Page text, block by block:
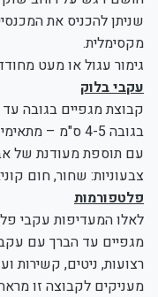
שניתן להכניס את
מקסימלית.
גימור עגול או מעט
עקבי בלוק
קבוצת מגפיים בגובה
בגובה 4-5 ס"מ –
עם תוספת מעודנת של
צבעוניות: שחור, חום
פלטפורמות
לאלו המעדיפות עקבי
מגפיים עד הברך עם
רצועות, ניטים, קשירות
מעניקים לקבוצה זו